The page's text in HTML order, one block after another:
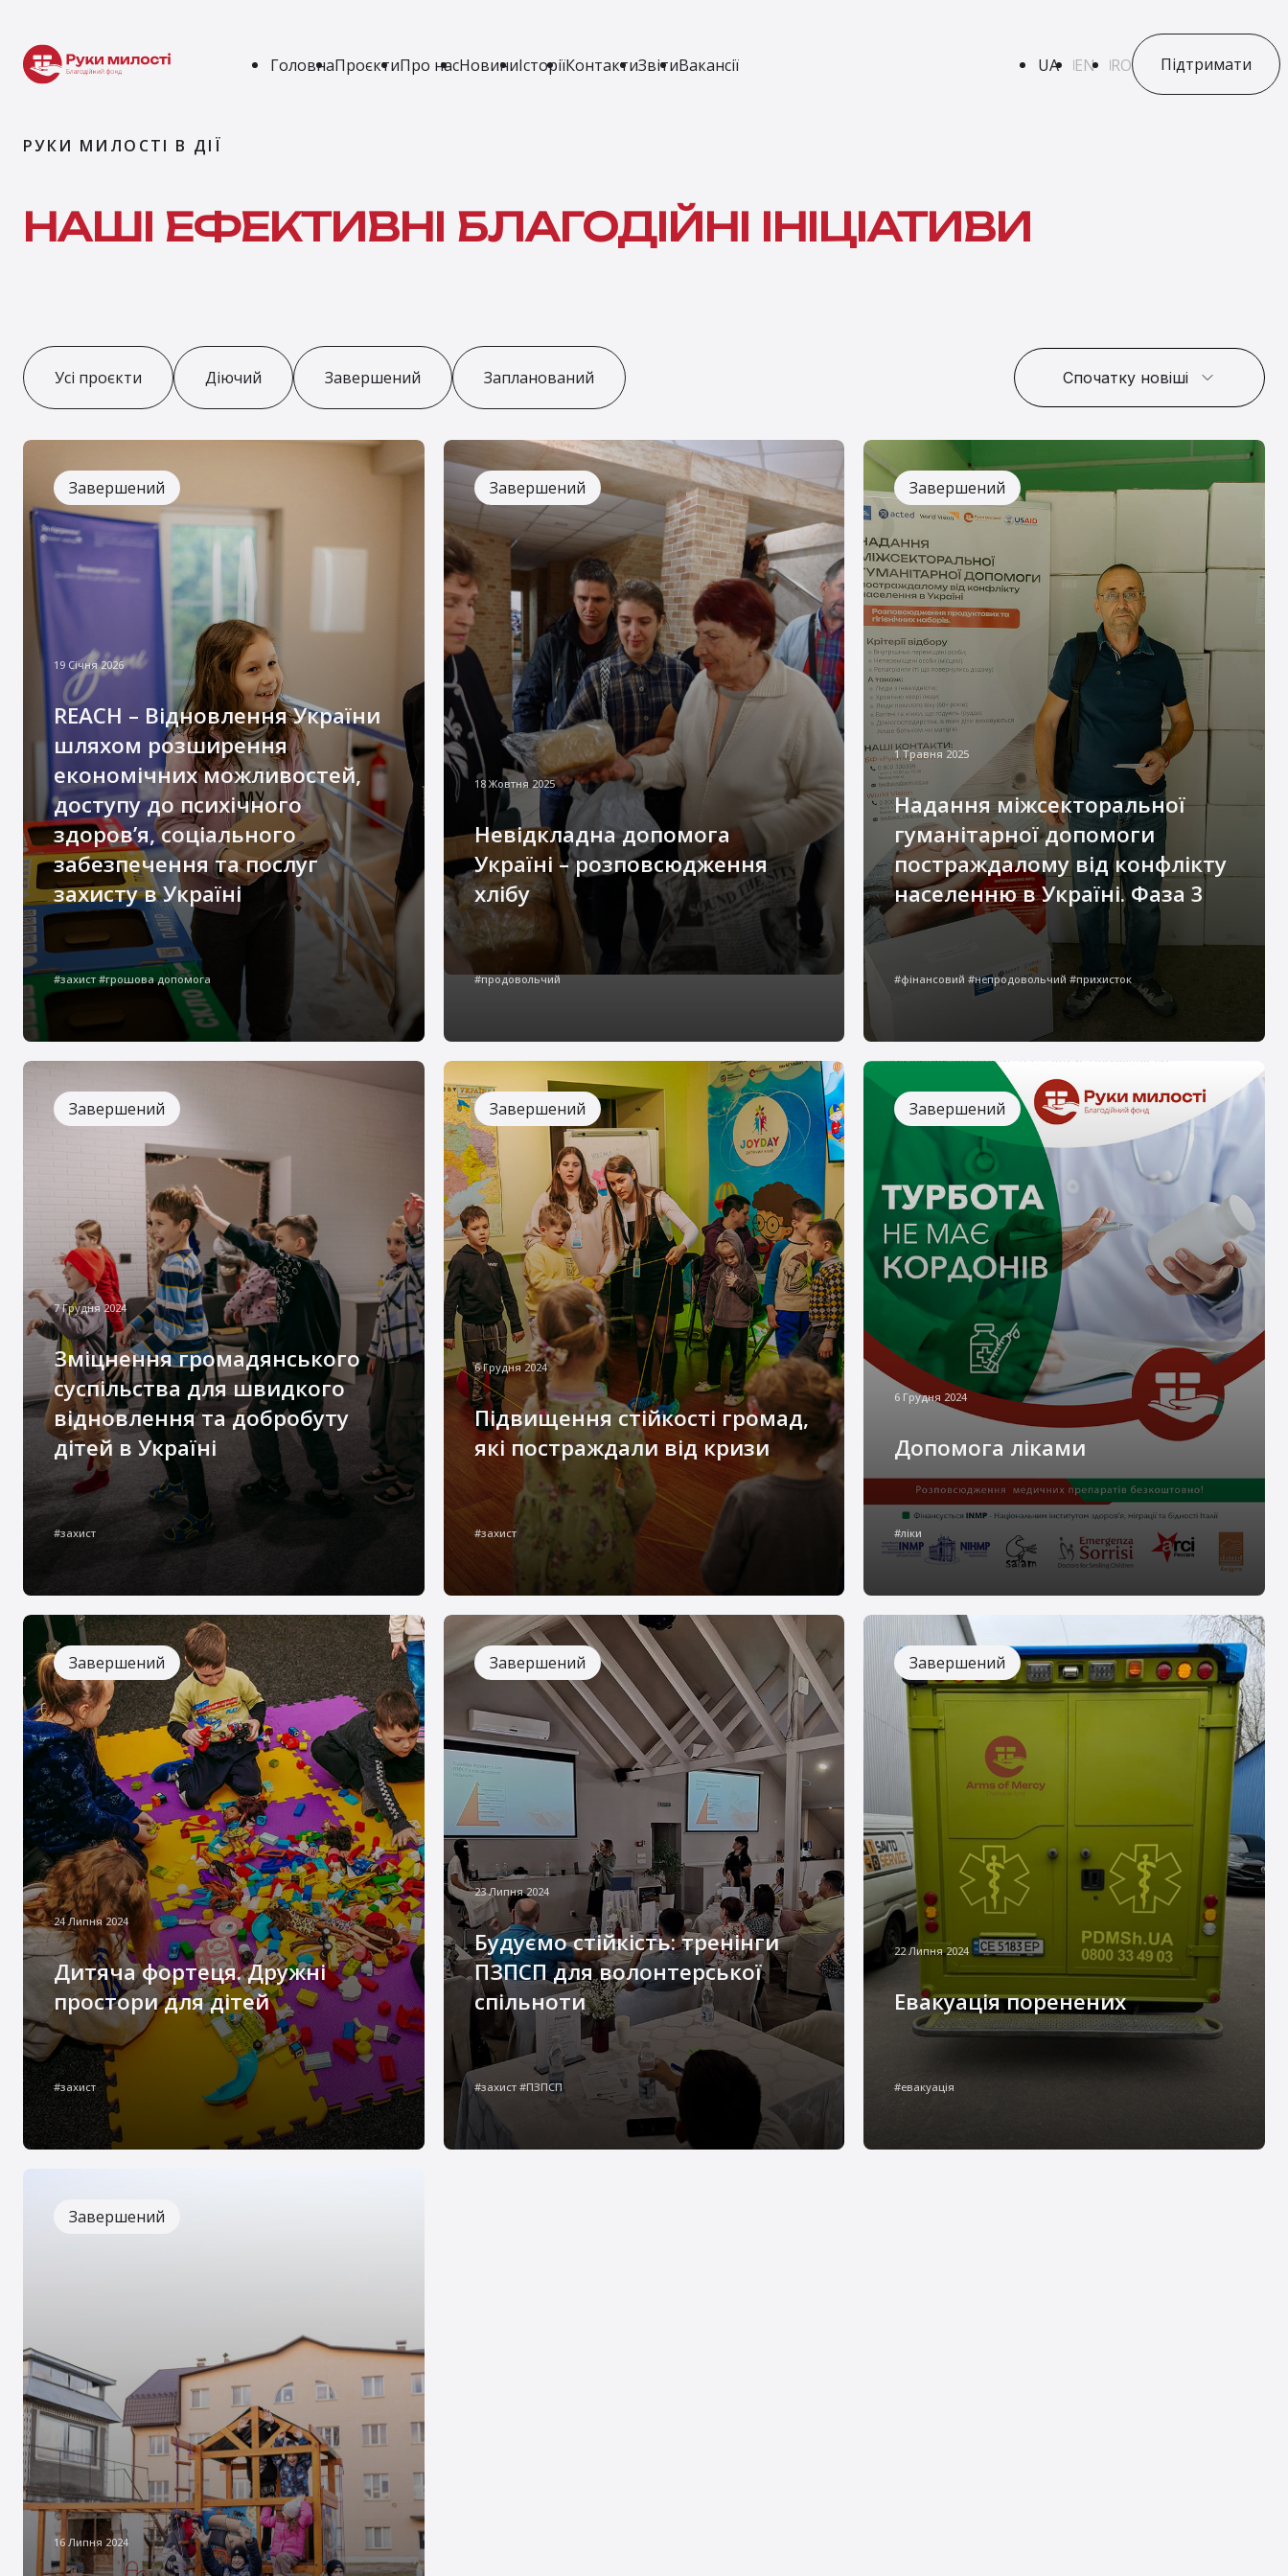
ГоловнаПроєктиПро насНовиниІсторіїКонтактиЗвітиВакансії UA EN RO Підтримати
РУКИ МИЛОСТІ В ДІЇ
НАШІ ЕФЕКТИВНІ БЛАГОДІЙНІ ІНІЦІАТИВИ
Усі проєкти Діючий Завершений Запланований Спочатку новіші
Завершений
19 Січня 2026
REACH – Відновлення України
шляхом розширення
економічних можливостей,
доступу до психічного
здоров’я, соціального
забезпечення та послуг
захисту в Україні
Наш проєкт спрямований на комплексну
підтримку дітей та сімей, які постраждали
внаслідок війни. Ми поєднуємо
психосоціальну допомогу, освітні та
розвивальні активності для дітей, а також
фінансову й консультаційну підтримку для
дорослих, щоб допомогти родинам
відновлювати стабільність і почуття
безпеки
#захист #грошова допомога
Завершений
18 Жовтня 2025
Невідкладна допомога
Україні – розповсюдження
хлібу
Херсонська область залишається серед
найуразливіших регіонів України. Регулярні
обстріли — понад 300 на місяць — не лише
харчування
#продовольчий
Завершений
1 Травня 2025
Надання міжсекторальної
гуманітарної допомоги
постраждалому від конфлікту
населенню в Україні. Фаза 3
Цей проєкт спрямований на забезпечення
базових потреб найбільш вразливих
категорій населення, які постраждали
#фінансовий #непродовольчий #прихисток
Завершений
7 Грудня 2024
Зміцнення громадянського
суспільства для швидкого
відновлення та добробуту
дітей в Україні
Через постійну небезпеку, гуманітарну
кризу та вимушене переселення діти та
громади в Україні перебувають у стані
психологічного напруження, а 73%
почуваються небезпечно або налякано.
#захист
Завершений
6 Грудня 2024
Підвищення стійкості громад,
які постраждали від кризи
Кожен день війни залишає свій слід у душах
українців, і найглибше ці рани відчувають
діти та їхні родини. Ми бачимо, як важко їм
зберігати надію та віру в майбутнє, коли
навколо стільки невизначеності та болю
#захист
Завершений
6 Грудня 2024
Допомога ліками
Комплекс заходів, спрямованих на
організацію та забезпечення хворих осіб
соціально вразливих категорій, в т.ч. дітей з
інвалідністю, належною медичною
спеціальним харчуванням тощо, зокрема
тими, які є дефіцитними і не закуповуються
за рахунок бюджету в Україні.
#ліки
Завершений
24 Липня 2024
Дитяча фортеця. Дружні
простори для дітей
В умовах війни в Україні зростає потреба у
безпечних просторах для дітей та
вразливих груп населення. Особливо гостро
це відчувають внутрішньо переміщені
особи, діти з багатодітних та
#захист
Завершений
23 Липня 2024
Будуємо стійкість: тренінги
ПЗПСП для волонтерської
спільноти
В умовах війни зростає потреба у
кваліфікованій психосоціальній підтримці
населення
#захист #ПЗПСП
Завершений
22 Липня 2024
Евакуація поренених
важливою для порятунку життів
#евакуація
Завершений
16 Липня 2024